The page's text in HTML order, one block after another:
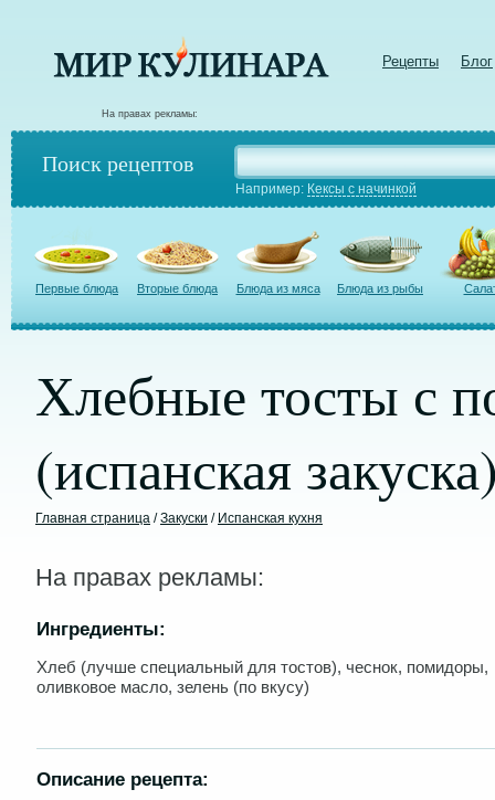
Рецепты Блог
На правах рекламы:
Поиск рецептов
Например: Кексы с начинкой
Первые блюда Вторые блюда Блюда из мяса Блюда из рыбы
Хлебные тосты с
(испанская
Главная страница /Закуски / Испанская кухня
На правах рекламы:
Ингредиенты:
Хлеб (лучше специальный для тостов), чеснок, помидоры,
оливковое масло, зелень (по вкусу)
Описание рецепта: